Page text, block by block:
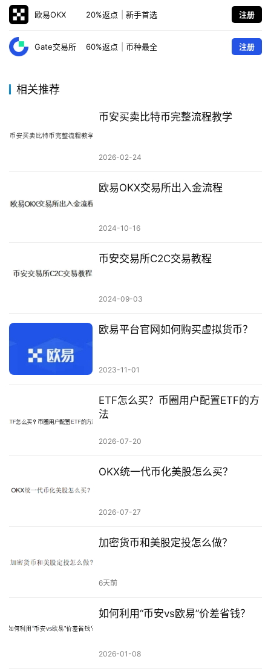
欧易OKX 20%返点 新手首选 注册
Gate交易所 60%返点 币种最全 注册
相关推荐
币安买卖比特币完整流程教学
2026-02-24
欧易OKX交易所出入金流程
2024-10-16
币安交易所C2C交易教程
2024-09-03
欧易平台官网如何购买虚拟货币？
2023-11-01
ETF怎么买？币圈用户配置ETF的方
法
2026-07-20
OKX统一代币化美股怎么买？
2026-07-27
加密货币和美股定投怎么做？
6天前
如何利用“币安vs欧易”价差省钱？
2026-01-08